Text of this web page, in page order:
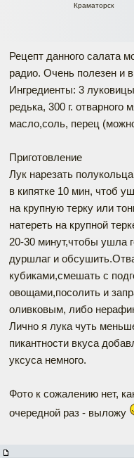
Краматорск
Рецепт данного салата
радио. Очень полезен и
Ингредиенты: 3
редька, 300 г. отварного
масло,соль, перец
Приготовление
Лук нарезать
в кипятке 10 мин, чтоб
на крупную терку или
натереть на крупной
20-30 минут,чтобы ушла
дуршлаг и
кубиками,смешать с
овощами,посолить и
оливковым, либо
Лично я лука чуть
пикантности вкуса
уксуса немного.
Фото к сожалению нет,
очередной раз - выложу